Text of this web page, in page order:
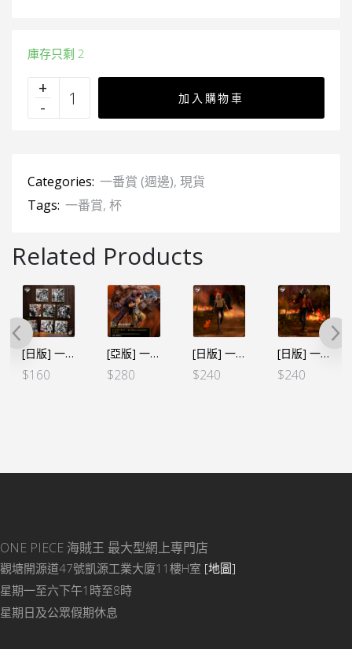
庫存只剩 2
加入購物車
Categories: 一番賞 (週邊), 現貨
Tags: 一番賞, 杯
Related Products
[日版] 一番くじ 悪魔を宿す者達VOL.2-F賞 色紙 (全8種)
$160
[亞版] 一番賞 Best of Omnibus E賞 基德
$280
[日版] 一番くじ -雷鳴への忠誠-B賞燼
$240
[日版] 一番くじ -雷鳴への忠誠-A賞凱多
$240
ONE PIECE 海賊王 最大型網上專門店
觀塘開源道47號凱源工業大廈11樓H室 [地圖]
星期一至六下午1時至8時
星期日及公眾假期休息